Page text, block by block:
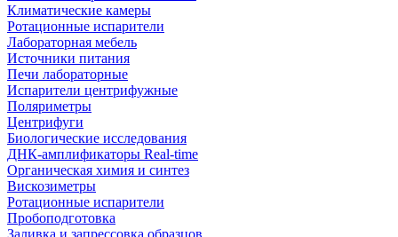
Климатические камеры
Ротационные испарители
Лабораторная мебель
Источники питания
Печи лабораторные
Испарители центрифужные
Поляриметры
Центрифуги
Биологические исследования
ДНК-амплификаторы Real-time
Органическая химия и синтез
Вискозиметры
Ротационные испарители
Пробоподготовка
Заливка и запрессовка образцов